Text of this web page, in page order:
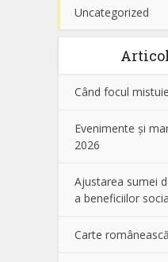
Uncategorized
Când focul
Evenimente și
2026
Ajustarea sumei
a beneficiilor
Carte